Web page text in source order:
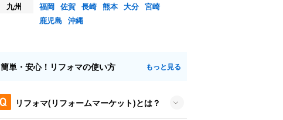
九州
福岡 佐賀 長崎 熊本 大分 宮崎
鹿児島 沖縄
簡単・安心！リフォマの使い方 もっと見る
リフォマ(リフォームマーケット)とは？